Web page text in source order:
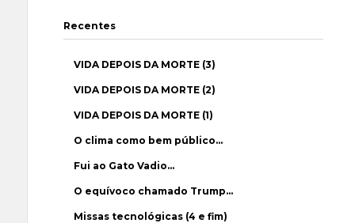
Recentes
VIDA DEPOIS DA MORTE (3)
VIDA DEPOIS DA MORTE (2)
VIDA DEPOIS DA MORTE (1)
O clima como bem público…
Fui ao Gato Vadio…
O equívoco chamado Trump…
Missas tecnológicas (4 e fim)